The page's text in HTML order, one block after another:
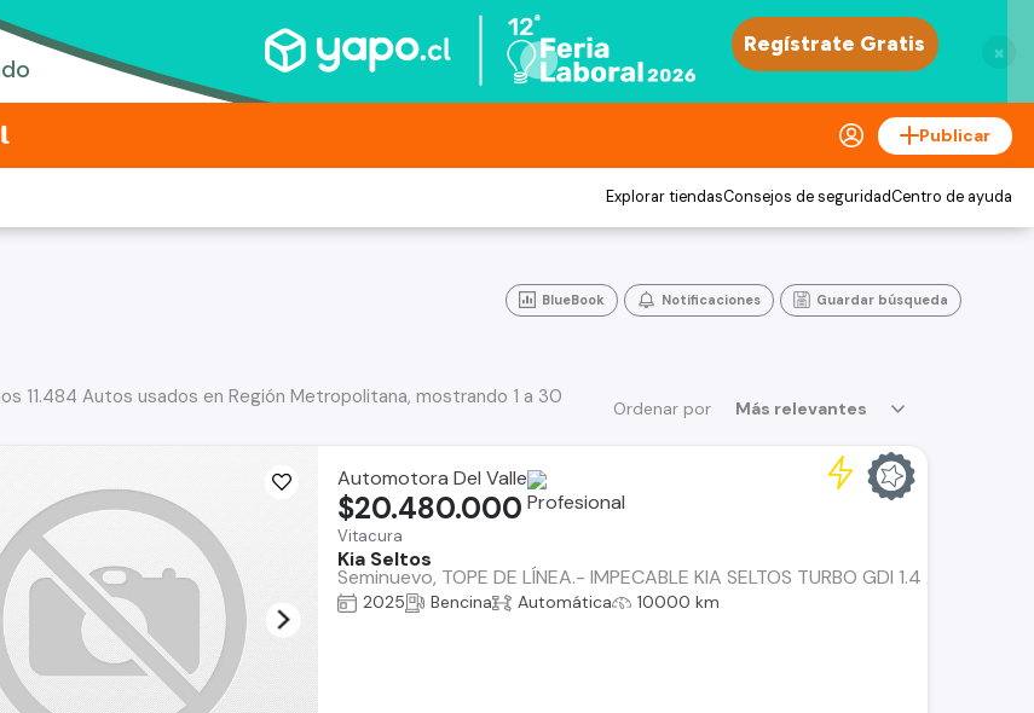
×
Publicar
Explorar tiendasConsejos de seguridadCentro de ayuda
BlueBook Notificaciones Guardar búsqueda
Ordenar por Más relevantes
11.484 Autos usados en Región Metropolitana, mostrando 1 a 30
Automotora Del Valle
Vitacura
Kia Seltos
Seminuevo, TOPE DE LÍNEA.- IMPECABLE KIA SELTOS TURBO GDI 1.4 AUT.
$20.480.000
2025 Bencina Automática 10000 km